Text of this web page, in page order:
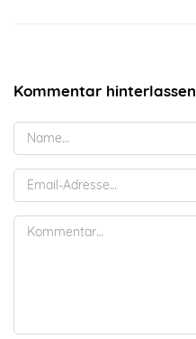
Kommentar hinterlassen